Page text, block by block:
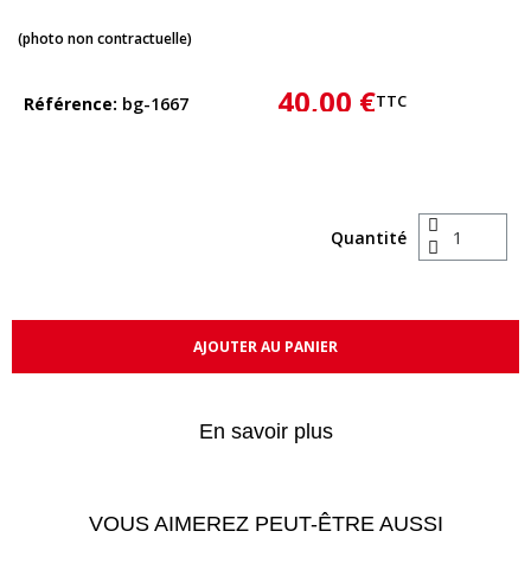
(photo non contractuelle)
Référence bg-1667 40,00 €TTC
Quantité
AJOUTER AU PANIER
En savoir plus
VOUS AIMEREZ PEUT-ÊTRE AUSSI